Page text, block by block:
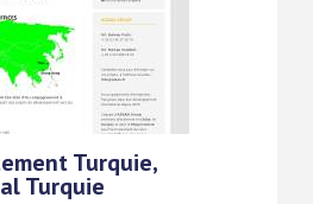
Turquie,
Turquie